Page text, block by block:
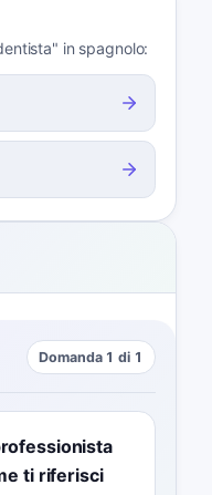
in spagnolo:
Domanda 1 di 1
ti riferisci